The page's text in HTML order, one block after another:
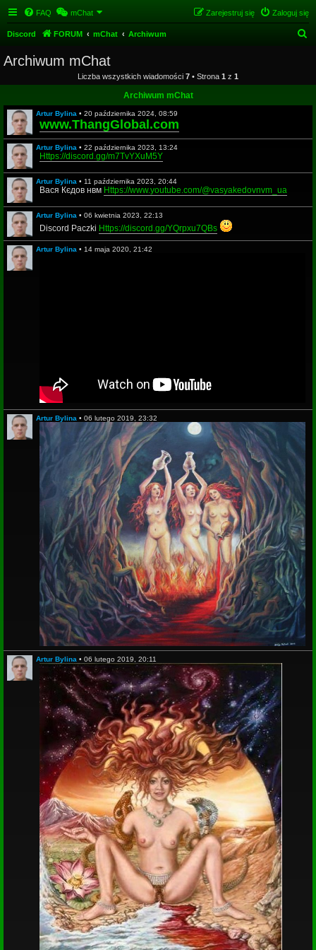
FAQ mChat Zaloguj się
Zarejestruj się
Discord FORUM mChat Archiwum
k
Archiwum mChat
Liczba wszystkich wiadomości 7 • Strona 1 z 1
Archiwum mChat
Artur Bylina • 20 października 2024, 08:59
www.ThangGlobal.com
Artur Bylina • 22 października 2023, 13:24
Https://discord.gg/m7TvYXuM5Y
Artur Bylina • 11 października 2023, 20:44
Вася Кєдов нвм Https://www.youtube.com/@vasyakedovnvm_ua
Artur Bylina • 06 kwietnia 2023, 22:13
Discord Paczki Https://discord.gg/YQrpxu7QBs
Artur Bylina • 14 maja 2020, 21:42
Artur Bylina • 06 lutego 2019, 23:32
Artur Bylina • 06 lutego 2019, 20:11